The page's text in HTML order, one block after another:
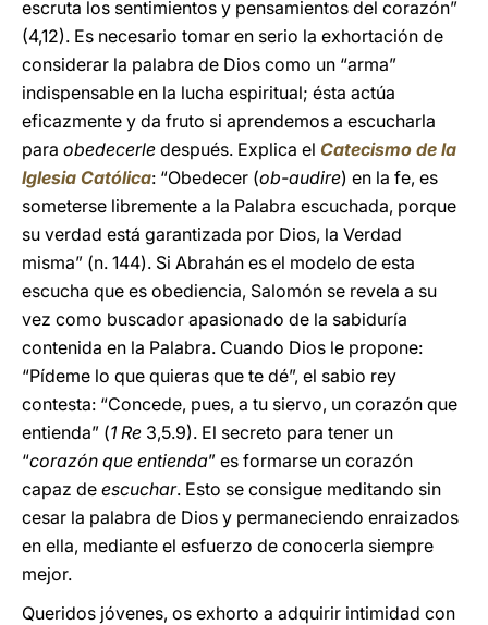
escruta los sentimientos y pensamientos del corazón”
(4,12). Es necesario tomar en serio la exhortación de
considerar la palabra de Dios como un “arma”
indispensable en la lucha espiritual; ésta actúa
eficazmente y da fruto si aprendemos a escucharla
para obedecerle después. Explica el Catecismo de la
Iglesia Católica: “Obedecer (ob-audire) en la fe, es
someterse libremente a la Palabra escuchada, porque
su verdad está garantizada por Dios, la Verdad
misma” (n. 144). Si Abrahán es el modelo de esta
escucha que es obediencia, Salomón se revela a su
vez como buscador apasionado de la sabiduría
contenida en la Palabra. Cuando Dios le propone:
“Pídeme lo que quieras que te dé”, el sabio rey
contesta: “Concede, pues, a tu siervo, un corazón que
entienda” (1 Re 3,5.9). El secreto para tener un
“corazón que entienda” es formarse un corazón
capaz de escuchar. Esto se consigue meditando sin
cesar la palabra de Dios y permaneciendo enraizados
en ella, mediante el esfuerzo de conocerla siempre
mejor.
Queridos jóvenes, os exhorto a adquirir intimidad con